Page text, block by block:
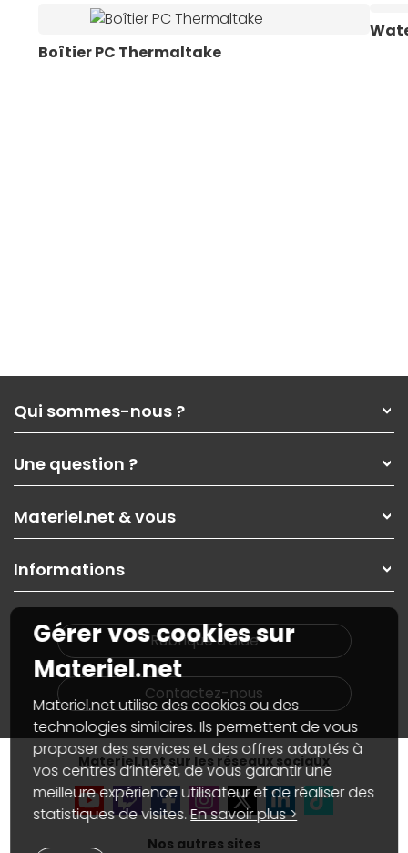
Boîtier PC Thermaltake
Qui sommes-nous ?
Nos services
Les magasins Materiel.net
Nos solutions pour les pros
Contactez-nous
Une question ?
Paiement, livraison
Garanties,Pack Zen
SAV, demander un retour
Informations
Materiel.net & vous
On rachète votre carte graphique
PC sur mesure : Votre RDV personnalisé
Notre démarche écologique
Materiel.net recrute
Notre programme d'affiliation
Partenariat & Sponsoring
Informations
Plan du site
Nos marques
Conditions générales de vente
Marketplace
Informations légales
Données personnelles etcookies
Gérer vos cookies
Accessibilité : non conforme
Rubrique d'aide
Contactez-nous
Materiel.net sur les réseaux sociaux
Nos autres sites
Gérer vos cookies sur
Materiel.net
Materiel.net utilise des cookies ou des
technologies similaires. Ils permettent de vous
proposer des services et des offres adaptés à
vos centres d’intérêt, de vous garantir une
meilleure expérience utilisateur et de réaliser des
statistiques de visites.En savoir plus >